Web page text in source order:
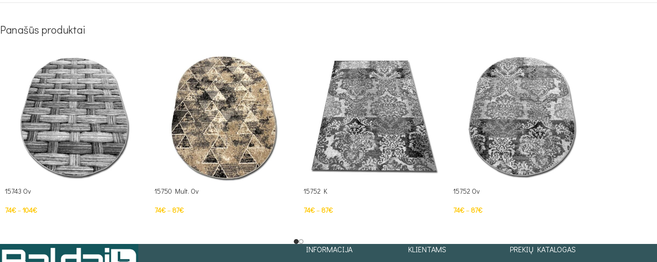
Panašūs produktai
15743 Ov
74€–104€
15750 Mult. Ov
74€– 87€
15752 K
74€– 87€
15752 Ov
74€– 87€
INFORMACIJA KLIENTAMS PREKIŲ KATALOGAS